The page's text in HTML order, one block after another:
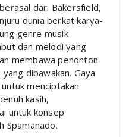
dari Bakersfield,
dunia berkat karya-
genre musik
dan melodi yang
membawa penonton
dibawakan. Gaya
menciptakan
kasih,
untuk konsep
Spamanado.